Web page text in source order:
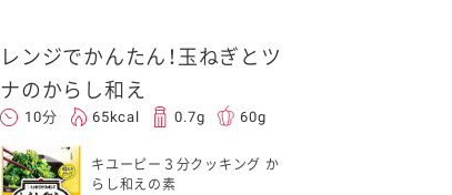
レンジでかんたん！玉ねぎとツ
ナのからし和え
10分 65kcal 0.7g 60g
キユーピー３分クッキング か
らし和えの素